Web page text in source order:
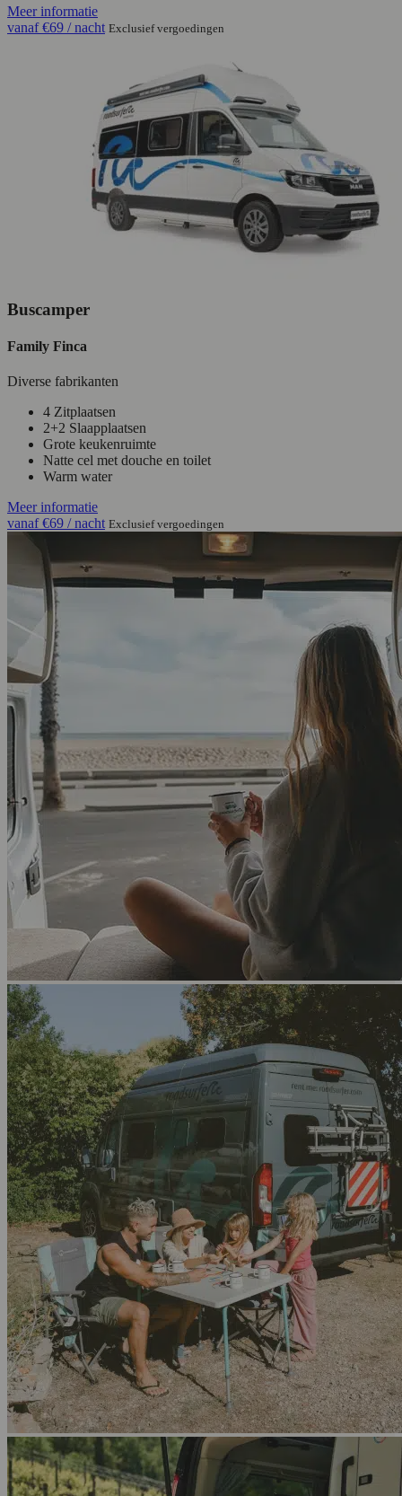
Meer informatie
vanaf€69 / nacht Exclusief vergoedingen
Buscamper
Family Finca
Diverse fabrikanten
4 Zitplaatsen
2+2 Slaapplaatsen
Grote keukenruimte
Natte cel met douche en toilet
Warm water
Meer informatie
vanaf€69 / nacht Exclusief vergoedingen